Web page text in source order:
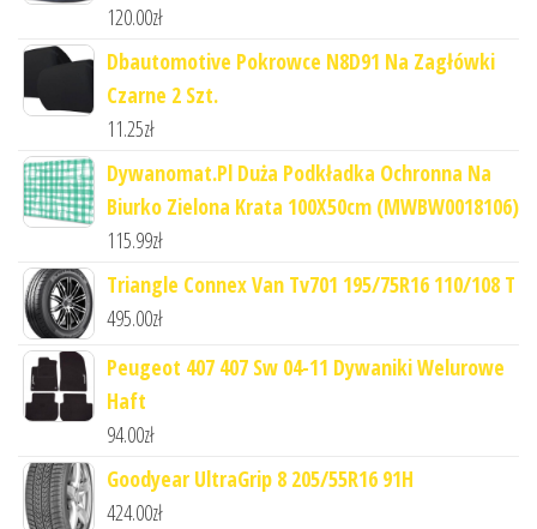
120.00zł
Dbautomotive Pokrowce N8D91 Na Zagłówki
Czarne 2 Szt.
11.25zł
Dywanomat.Pl Duża Podkładka Ochronna Na
Biurko Zielona Krata 100X50cm (MWBW0018106)
115.99zł
Triangle Connex Van Tv701 195/75R16 110/108 T
495.00zł
Peugeot 407 407 Sw 04-11 Dywaniki Welurowe
Haft
94.00zł
Goodyear UltraGrip 8 205/55R16 91H
424.00zł